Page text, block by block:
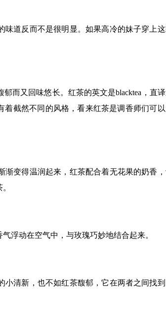
道反而不是很明显。如果高冷的妹子穿上这
而又回味悠长。红茶的英文是blacktea，直
着截然不同的风格，看来红茶是调香师们可
变得温润起来，红茶配合着无花果的奶香
浮动在空气中，与玫瑰巧妙地结合起来。
清新，也不如红茶馥郁，它在两者之间找